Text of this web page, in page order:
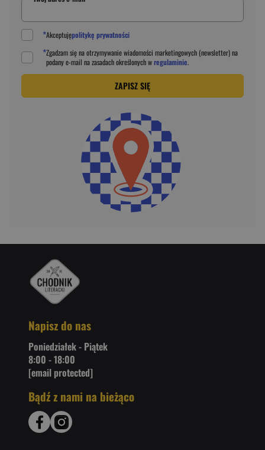
*Akceptujępolitykę prywatności
*Zgadzam się na otrzymywanie wiadomości marketingowych (newsletter) na
podanye-mail na zasadach określonych wregulaminie.
ZAPISZ SIĘ
Napisz do nas
Poniedziałek - Piątek
8:00 - 18:00
[email protected]
Bądź z nami na bieżąco